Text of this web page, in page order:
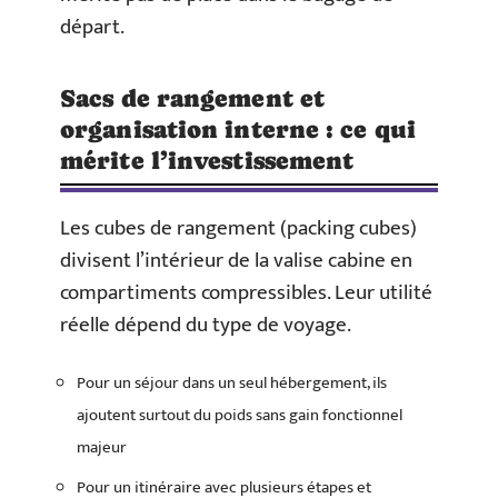
départ.
Sacs de rangement et
organisation interne : ce qui
mérite l’investissement
Les cubes de rangement (packing cubes)
divisent l’intérieur de la valise cabine en
compartiments compressibles. Leur utilité
réelle dépend du type de voyage.
Pour un séjour dans un seul hébergement, ils
ajoutent surtout du poids sans gain fonctionnel
majeur
Pour un itinéraire avec plusieurs étapes et